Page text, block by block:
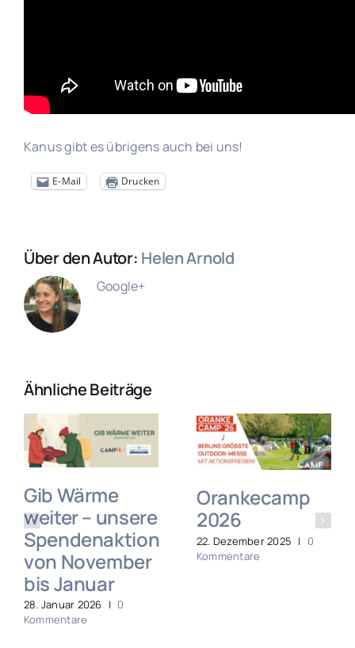
Kanus gibt es übrigens auch bei uns!
E-Mail Drucken
Über den Autor: Helen Arnold
Google+
Ähnliche Beiträge
Gib Wärme
weiter – unsere
Spendenaktion
von November
bis Januar
28. Januar 2026 | 0
Kommentare
Orankecamp
2026
22. Dezember 2025 | 0
Kommentare